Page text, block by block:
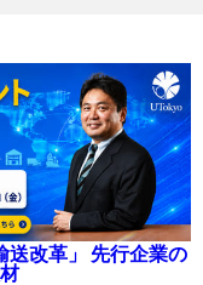
送改革」 先行企業の